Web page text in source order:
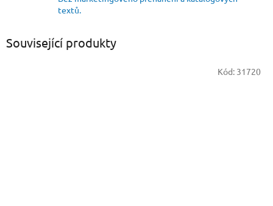
textů.
Související produkty
Kód: 31720